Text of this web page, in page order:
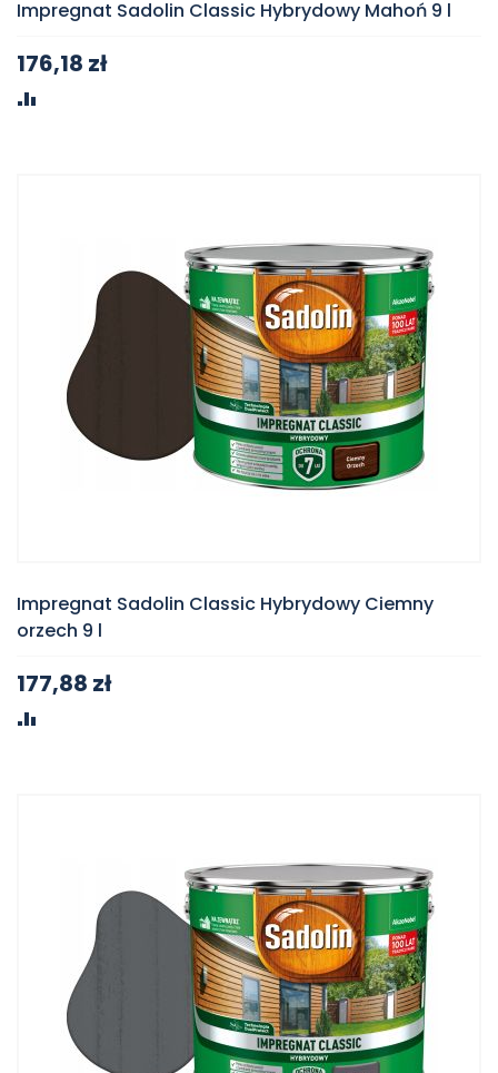
Impregnat Sadolin Classic Hybrydowy Mahoń 9 l
176,18 zł
Impregnat Sadolin Classic Hybrydowy Ciemny
orzech 9 l
177,88 zł